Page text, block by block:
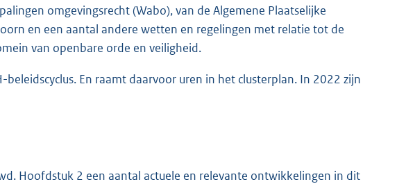
omgevingsrecht (Wabo), van de Algemene Plaatselijke
en een aantal andere wetten en regelingen met relatie tot de
van openbare orde en veiligheid.
En raamt daarvoor uren in het clusterplan. In 2022 zijn
Hoofdstuk 2 een aantal actuele en relevante ontwikkelingen in dit